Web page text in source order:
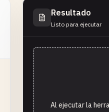
Resultado
Listo para ejecutar
Al ejecutar la